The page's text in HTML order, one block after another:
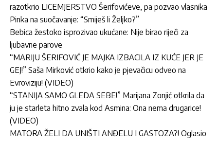
razotkrio LICEMJERSTVO Šerifovićeve, pa pozvao vlasnika
Pinka na suočavanje: “Smiješ li Željko?”
Bebica žestoko isprozivao ukućane: Nije birao riječi za
ljubavne parove
“MARIJU ŠERIFOVIĆ JE MAJKA IZBACILA IZ KUĆE JER JE
GEJ!” Saša Mirković otkrio kako je pjevačicu odveo na
Evroviziju! (VIDEO)
“STANIJA SAMO GLEDA SEBE!” Marijana Zonjić otkrila da
ju je starleta hitno zvala kod Asmina: Ona nema drugarice!
(VIDEO)
MATORA ŽELI DA UNIŠTI ANĐELU I GASTOZA?! Oglasio